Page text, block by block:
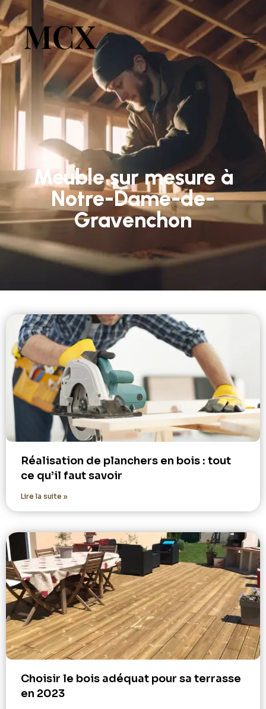
Meuble sur mesure à
Notre-Dame-de-
Gravenchon
Réalisation de planchers en bois : tout
ce qu’il faut savoir
Lire la suite »
Choisir le bois adéquat pour sa terrasse
en 2023